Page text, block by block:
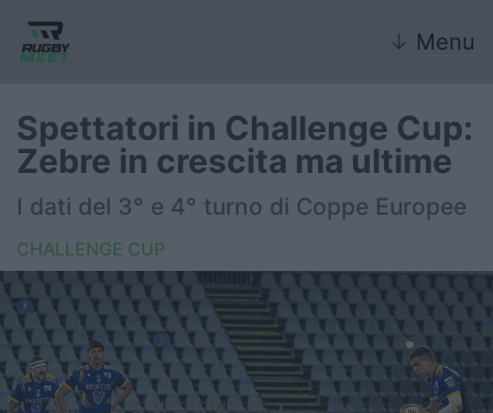
↓ Menu
Rugby Sevens
FIR
Internazionale
Spettatori in Challenge Cup:
Zebre in crescita ma ultime
I dati del 3° e 4° turno di Coppe Europee
CHALLENGE CUP